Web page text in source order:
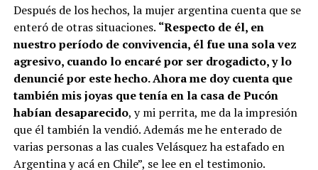
Después de los hechos, la mujer argentina cuenta que se
enteró de otras situaciones. “Respecto de él, en
nuestro período de convivencia, él fue una sola vez
agresivo, cuando lo encaré por ser drogadicto, y lo
denuncié por este hecho. Ahora me doy cuenta que
también mis joyas que tenía en la casa de Pucón
habían desaparecido, y mi perrita, me da la impresión
que él también la vendió. Además me he enterado de
varias personas a las cuales Velásquez ha estafado en
Argentina y acá en Chile”, se lee en el testimonio.